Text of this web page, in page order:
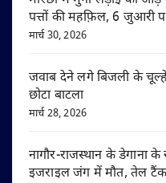
पत्तों की महफ़िल, 6 जुआरी
मार्च 30, 2026
जवाब देने लगे बिजली के
छोटा बाटला
मार्च 28, 2026
नागौर-राजस्थान के डेगाना के
इजराइल जंग में मौत, तेल